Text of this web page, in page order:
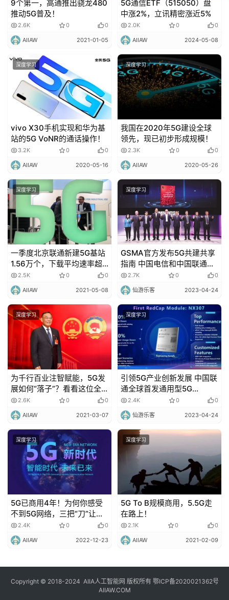
9个第一，高通推出骁龙480
推动5G普及！
2.6K 0 0
AIIAW 2021-01-05
5G通信ETF（515050）盘
中涨2%，立讯精密涨近5%
2.0K 0 0
AIIAW 2024-05-08
深度学习
vivo X30手机实现和华为基
站的5G VoNR的通话操作！
3.2K 0 0
AIIAW 2020-05-16
深度学习
我国在2020年5G建设全球
领先，现已初步形成规模！
2.3K 0 0
AIIAW 2020-05-26
深度学习
一季度北京联通新建5G基站
1.56万个，下载平均速率超
过了500Mbps！
2.5K 0 0
AIIAW 2021-05-08
深度学习
GSMA官方发布5G共建共享
指南 中国电信和中国联通携
手为全球运营商分享中国方
案
2.7K 0 0
仙游乐客 2023-04-24
深度学习
​为千行百业注智赋能，5G发
展如何“落子”？看看这位全
国人大代表开的“药方”！
2.6K 0 0
AIIAW 2021-03-07
深度学习
引领5G产业创新发展 中国联
通全球首发通用型5G
RedCap商用模组NX307
2.4K 0 0
仙游乐客 2023-04-24
深度学习
5G已商用4年！为何你感受
不到5G网络，三把“刀”让你
毫无体验感
2.4K 0 0
AIIAW 2022-12-23
深度学习
5G To B规模商用，5.5G走
在路上！
2.1K 0 0
AIIAW 2021-02-09
Copyright © 2018-2024 AIIA人工智能网 版权所有 鄂ICP备2020021362号
AIIAW.COM